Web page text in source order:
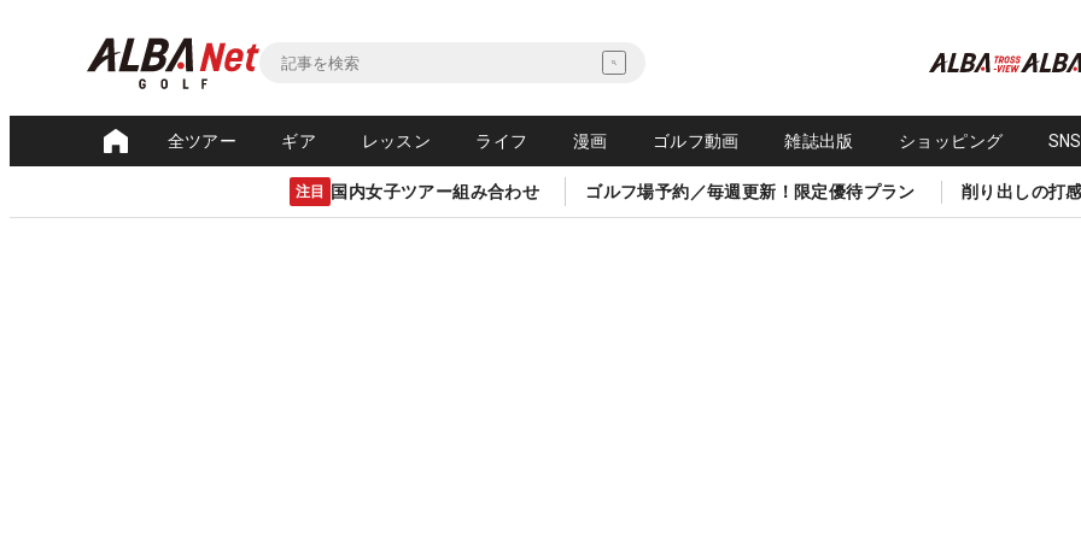
全ツアー ギア レッスン ライフ 漫画 ゴルフ動画 雑誌出版 ショッピング
注目 国内女子ツアー組み合わせ ゴルフ場予約／毎週更新！限定優待プラン 削り出しの打